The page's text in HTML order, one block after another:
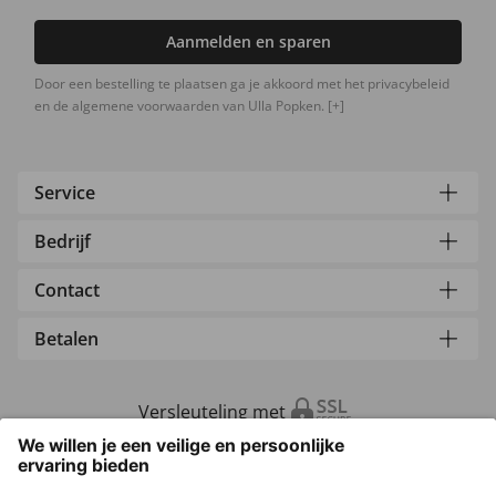
Aanmelden en sparen
Door een bestelling te plaatsen ga je akkoord met het privacybeleid
en de algemene voorwaarden van Ulla Popken. [+]
Service
Bedrijf
Contact
Betalen
Versleuteling met